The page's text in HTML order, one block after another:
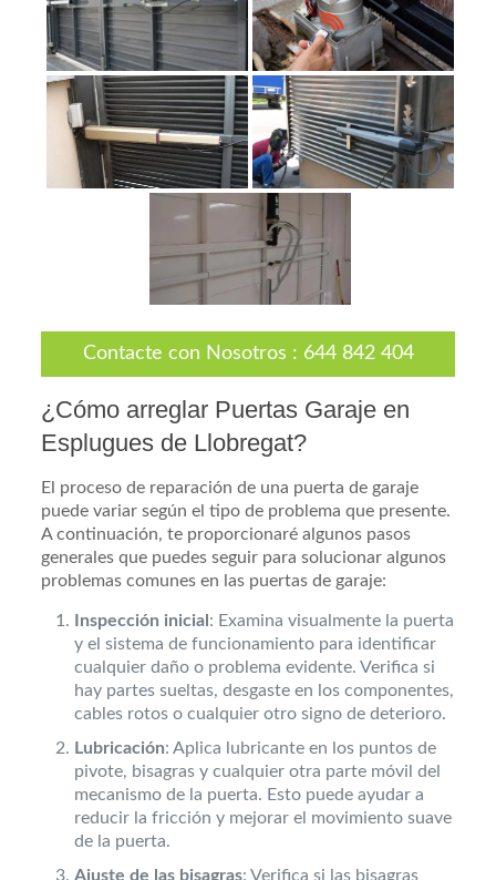
Contacte con Nosotros : 644 842 404
¿Cómo arreglar Puertas Garaje en
Esplugues de Llobregat?
El proceso de reparación de una puerta de garaje
puede variar según el tipo de problema que presente.
A continuación, te proporcionaré algunos pasos
generales que puedes seguir para solucionar algunos
problemas comunes en las puertas de garaje:
Inspección inicial : Examina visualmente la puerta
y el sistema de funcionamiento para identificar
cualquier daño o problema evidente. Verifica si
hay partes sueltas, desgaste en los componentes,
cables rotos o cualquier otro signo de deterioro.
Lubricación: Aplica lubricante en los puntos de
pivote, bisagras y cualquier otra parte móvil del
mecanismo de la puerta. Esto puede ayudar a
reducir la fricción y mejorar el movimiento suave
de la puerta.
Ajuste de las bisagras: Verifica si las bisagras